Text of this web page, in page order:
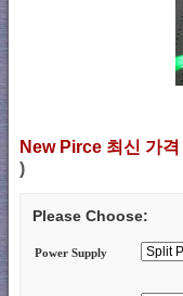
New Pirce 최신 가격
)
Please Choose:
Power Supply